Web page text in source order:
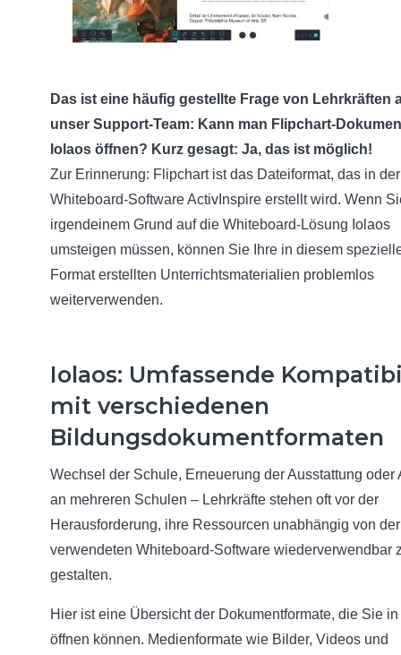
Das ist eine häufig gestellte Frage von Lehrkräften
unser Support-Team: Kann man Flipchart-
Iolaos öffnen? Kurz gesagt: Ja, das ist möglich!
Zur Erinnerung: Flipchart ist das Dateiformat, das in der
Whiteboard-Software ActivInspire erstellt wird. Wenn
irgendeinem Grund auf die Whiteboard-Lösung Iolaos
umsteigen müssen, können Sie Ihre in diesem
Format erstellten Unterrichtsmaterialien problemlos
weiterverwenden.
Iolaos: Umfassende
mit verschiedenen
Bildungsdokumentformaten
Wechsel der Schule, Erneuerung der Ausstattung oder
an mehreren Schulen – Lehrkräfte stehen oft vor der
Herausforderung, ihre Ressourcen unabhängig von der
verwendeten Whiteboard-Software wiederverwendbar
gestalten.
Hier ist eine Übersicht der Dokumentformate, die Sie
öffnen können. Medienformate wie Bilder, Videos und